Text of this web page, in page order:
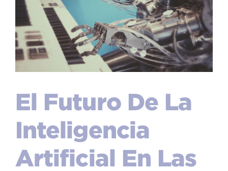
El Futuro De La
Inteligencia
Artificial En Las